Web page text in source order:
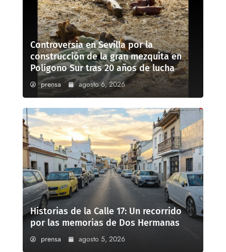
Controversia en Sevilla por la
construcción de la gran mezquita en
Polígono Sur tras 20 años de lucha
prensa agosto 6, 2026
Historias de la Calle 17: Un recorrido
por las memorias de Dos Hermanas
prensa agosto 5, 2026